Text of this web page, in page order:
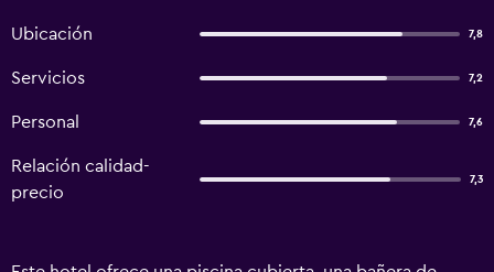
Ubicación 7,8
Servicios 7,2
Personal 7,6
Relación calidad-
precio
7,3